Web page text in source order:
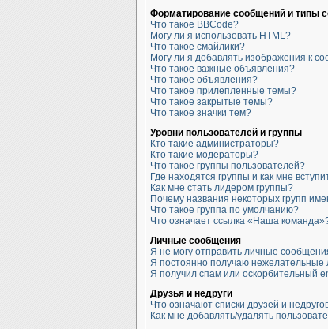
Форматирование сообщений и типы
Что такое BBCode?
Могу ли я использовать HTML?
Что такое смайлики?
Могу ли я добавлять изображения к
Что такое важные объявления?
Что такое объявления?
Что такое прилепленные темы?
Что такое закрытые темы?
Что такое значки тем?
Уровни пользователей и группы
Кто такие администраторы?
Кто такие модераторы?
Что такое группы пользователей?
Где находятся группы и как мне
Как мне стать лидером группы?
Почему названия некоторых групп
Что такое группа по умолчанию?
Что означает ссылка «Наша
Личные сообщения
Я не могу отправить личные
Я постоянно получаю
Я получил спам или оскорбительный
Друзья и недруги
Что означают списки друзей и
Как мне добавлять/удалять